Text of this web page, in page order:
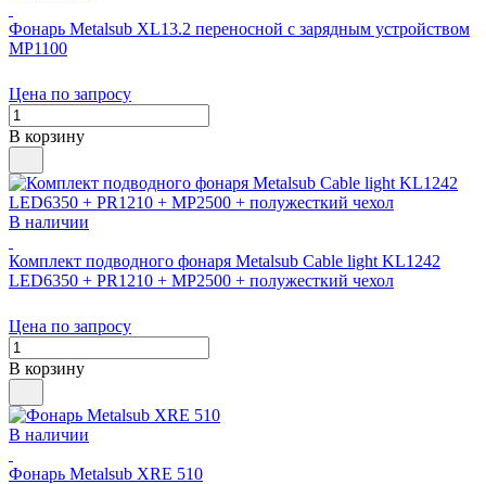
Фонарь Metalsub XL13.2 переносной с зарядным устройством
MP1100
Цена по запросу
В корзину
В наличии
Комплект подводного фонаря Metalsub Cable light KL1242
LED6350 + PR1210 + MP2500 + полужесткий чехол
Цена по запросу
В корзину
В наличии
Фонарь Metalsub XRE 510